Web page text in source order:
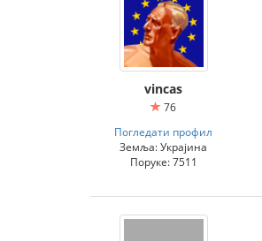
vincas
76
Погледати профил
Земља: Украјина
Поруке: 7511